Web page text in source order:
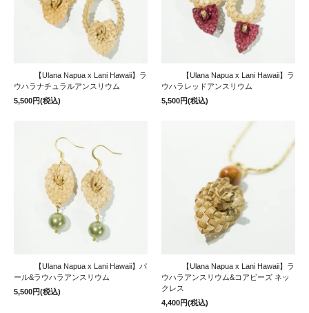
【Ulana Napua x Lani Hawaii】ラ
ウハラナチュラルアンスリウム
5,500円(税込)
【Ulana Napua x Lani Hawaii】ラ
ウハラレッドアンスリウム
5,500円(税込)
【Ulana Napua x Lani Hawaii】パ
ール&ラウハラアンスリウム
5,500円(税込)
【Ulana Napua x Lani Hawaii】ラ
ウハラアンスリウム&コアビーズ ネッ
クレス
4,400円(税込)